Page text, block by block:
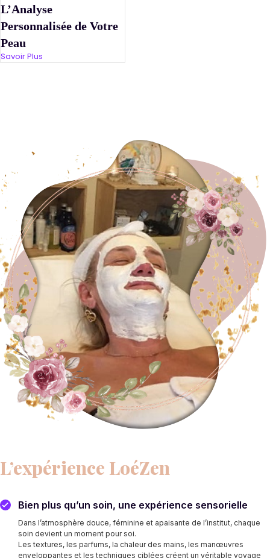
L’Analyse
Personnalisée de Votre
Peau
Savoir Plus
L’expérience LoéZen
Bien plus qu’un soin, une expérience sensorielle
Dans l’atmosphère douce, féminine et apaisante de l’institut, chaque
soin devient un moment pour soi.
Les textures, les parfums, la chaleur des mains, les manœuvres
enveloppantes et les techniques ciblées créent un véritable voyage